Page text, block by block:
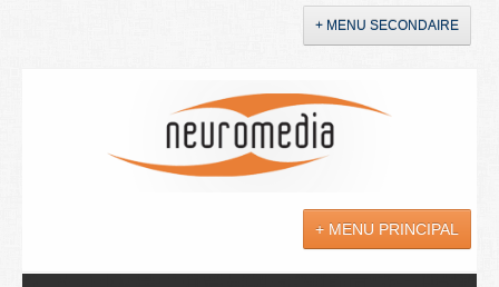
+ MENU SECONDAIRE
+ MENU PRINCIPAL